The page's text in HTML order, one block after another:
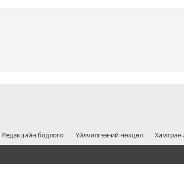
Редакцийн бодлого Үйлчилгээний нөхцөл Хамтран